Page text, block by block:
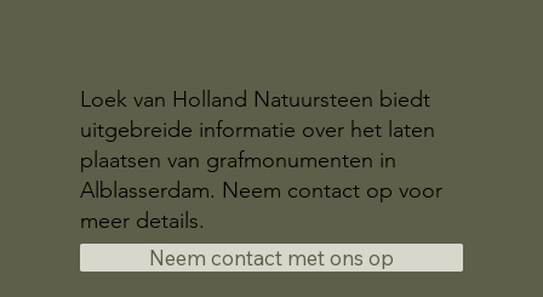
Loek van Holland Natuursteen biedt
uitgebreide informatie over het laten
plaatsen van grafmonumenten in
Alblasserdam. Neem contact op voor
meer details.
Neem contact met ons op